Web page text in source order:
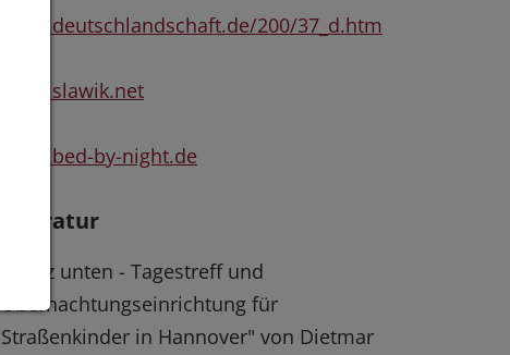
www.deutschlandschaft.de/200/37_d.htm
www.slawik.net
www.bed-by-night.de
Literatur
"Ganz unten - Tagestreff und
Übernachtungseinrichtung für
Straßenkinder in Hannover" von Dietmar